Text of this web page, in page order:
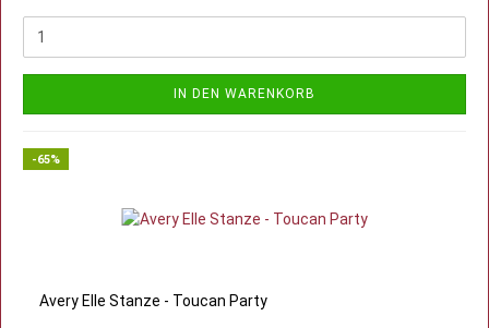
IN DEN WARENKORB
-65%
Avery Elle Stanze - Toucan Party